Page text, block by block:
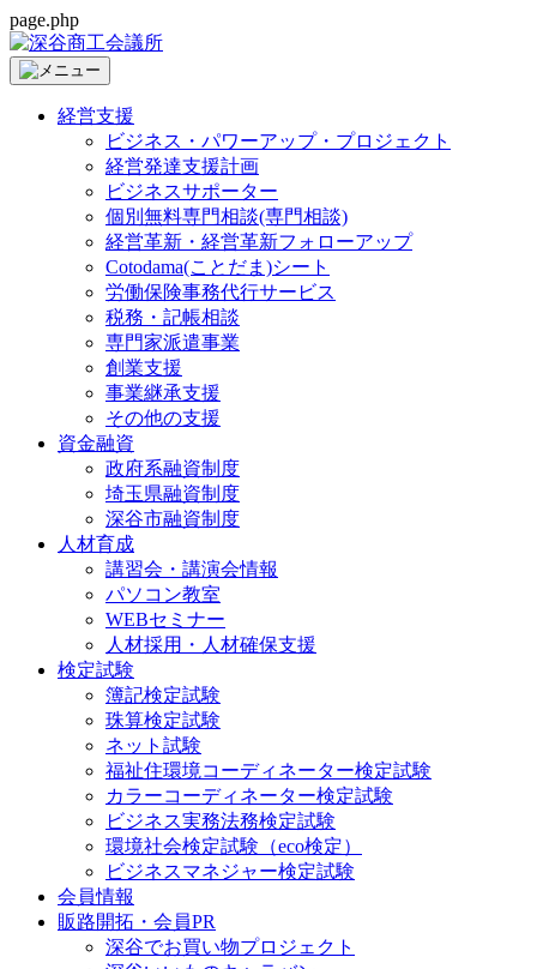
page.php
経営支援
ビジネス・パワーアップ・プロジェクト
経営発達支援計画
ビジネスサポーター
個別無料専門相談(専門相談)
経営革新・経営革新フォローアップ
Cotodama(ことだま)シート
労働保険事務代行サービス
税務・記帳相談
専門家派遣事業
創業支援
事業継承支援
その他の支援
資金融資
政府系融資制度
埼玉県融資制度
深谷市融資制度
人材育成
講習会・講演会情報
パソコン教室
WEBセミナー
人材採用・人材確保支援
検定試験
簿記検定試験
珠算検定試験
ネット試験
福祉住環境コーディネーター検定試験
カラーコーディネーター検定試験
ビジネス実務法務検定試験
環境社会検定試験（eco検定）
ビジネスマネジャー検定試験
会員情報
販路開拓・会員PR
深谷でお買い物プロジェクト